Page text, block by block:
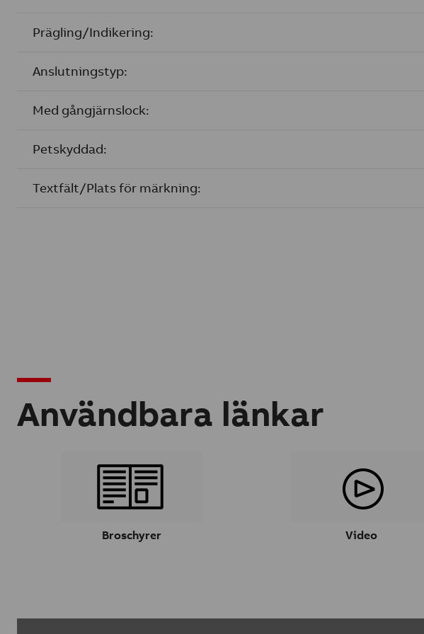
Prägling/Indikering:
Anslutningstyp:
Med gångjärnslock:
Petskyddad:
Textfält/Plats för märkning:
Användbara länkar
Broschyrer Video